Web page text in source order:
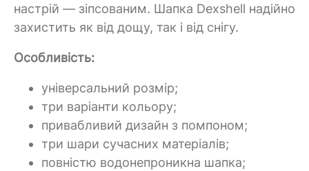
настрій — зіпсованим. Шапка Dexshell надійно
захистить як від дощу, так і від снігу.
Особливість:
універсальний розмір;
три варіанти кольору;
привабливий дизайн з помпоном;
три шари сучасних матеріалів;
повністю водонепроникна шапка;